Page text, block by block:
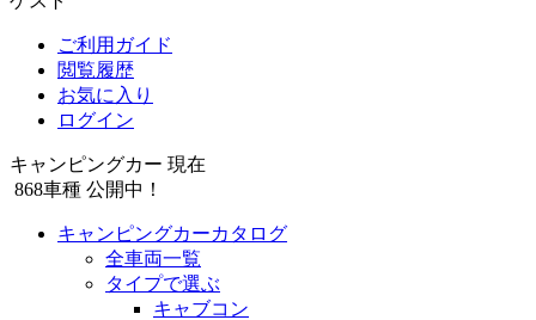
ご利用ガイド
閲覧履歴
お気に入り
ログイン
キャンピングカー 現在
868車種 公開中！
キャンピングカーカタログ
全車両一覧
タイプで選ぶ
キャブコン